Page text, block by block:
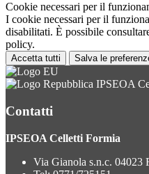
Cookie necessari per il
I cookie necessari per il
disabilitati. È possibile
policy.
Accetta tutti Salva le
IPSEOA
Contatti
IPSEOA Celletti Formia
Via Gianola s.n.c. 04023